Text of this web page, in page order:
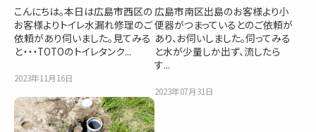
こんにちは。本日は広島市西区の
お客様よりトイレ水漏れ修理のご
依頼があり伺いました。見てみる
と・・・TOTOのトイレタンク...
2023年11月16日
広島市南区出島のお客様より小
便器がつまっているとのご依頼が
あり、お伺いしました。伺ってみる
と水が少量しか出ず、流したら
す...
2023年07月31日